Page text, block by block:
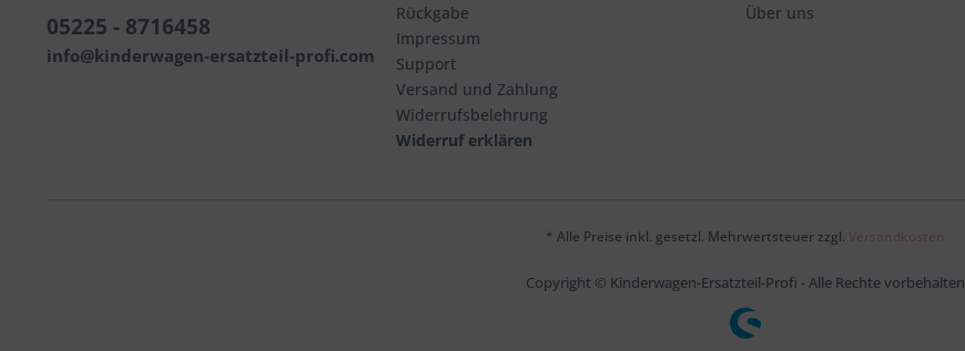
05225 - 8716458
info@kinderwagen-ersatzteil-profi.com
Rückgabe
Impressum
Support
Versand und Zahlung
Widerrufsbelehrung
Widerruf erklären
Über uns
* Alle Preise inkl. gesetzl. Mehrwertsteuer zzgl. Versandkosten
Copyright © Kinderwagen-Ersatzteil-Profi - Alle Rechte vorbehalten